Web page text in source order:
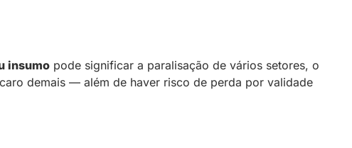
insumo pode significar a paralisação de vários setores, o
demais — além de haver risco de perda por validade